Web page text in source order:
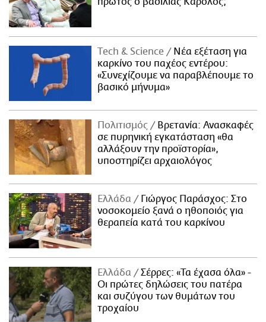
Τech & Science
Νέα εξέταση για
καρκίνο του παχέος εντέρου:
«Συνεχίζουμε να παραβλέπουμε το
βασικό μήνυμα»
Πολιτισμός
Βρετανία: Ανασκαφές
σε πυρηνική εγκατάσταση «θα
αλλάξουν την προϊστορία»,
υποστηρίζει αρχαιολόγος
Ελλάδα
Γιώργος Παράσχος: Στο
νοσοκομείο ξανά ο ηθοποιός για
θεραπεία κατά του καρκίνου
Ελλάδα
Σέρρες: «Τα έχασα όλα» -
Οι πρώτες δηλώσεις του πατέρα
και συζύγου των θυμάτων του
τροχαίου